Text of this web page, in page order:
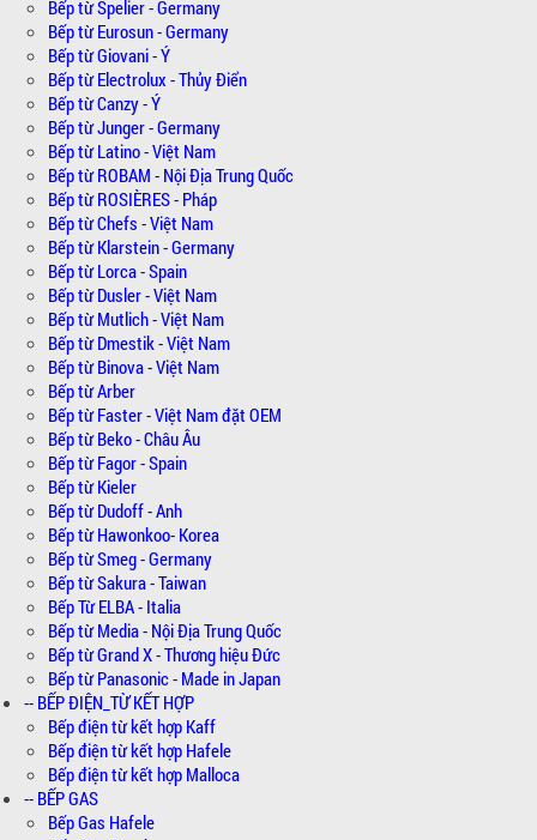
Bếp từ Spelier - Germany
Bếp từ Eurosun - Germany
Bếp từ Giovani - Ý
Bếp từ Electrolux - Thủy Điển
Bếp từ Canzy - Ý
Bếp từ Junger - Germany
Bếp từ Latino - Việt Nam
Bếp từ ROBAM - Nội Địa Trung Quốc
Bếp từ ROSIÈRES - Pháp
Bếp từ Chefs - Việt Nam
Bếp từ Klarstein - Germany
Bếp từ Lorca - Spain
Bếp từ Dusler - Việt Nam
Bếp từ Mutlich - Việt Nam
Bếp từ Dmestik - Việt Nam
Bếp từ Binova - Việt Nam
Bếp từ Arber
Bếp từ Faster - Việt Nam đặt OEM
Bếp từ Beko - Châu Âu
Bếp từ Fagor - Spain
Bếp từ Kieler
Bếp từ Dudoff - Anh
Bếp từ Hawonkoo- Korea
Bếp từ Smeg - Germany
Bếp từ Sakura - Taiwan
Bếp Từ ELBA - Italia
Bếp từ Media - Nội Địa Trung Quốc
Bếp từ Grand X - Thương hiệu Đức
Bếp từ Panasonic - Made in Japan
-- BẾP ĐIỆN_TỪ KẾT HỢP
Bếp điện từ kết hợp Kaff
Bếp điện từ kết hợp Hafele
Bếp điện từ kết hợp Malloca
-- BẾP GAS
Bếp Gas Hafele